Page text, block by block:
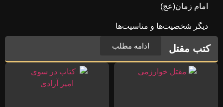
امام زمان(عج)
دیگر شخصیت‌ها و مناسیت‌ها
کتب مقتل ادامه مطلب